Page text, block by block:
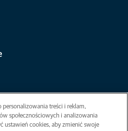
aktualnie otwarte placówki weterynaryjne.
treści i reklam,
społecznościowych i analizowania
ustawień cookies, aby zmienić swoje